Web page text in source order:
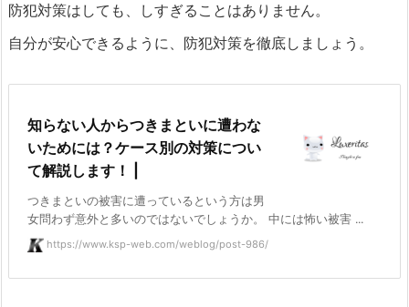
防犯対策はしても、しすぎることはありません。
自分が安心できるように、防犯対策を徹底しましょう。
知らない人からつきまといに遭わな
いためには？ケース別の対策につい
て解説します！ |
つきまといの被害に遭っているという方は男
女問わず意外と多いのではないでしょうか。 中には怖い被害 ...
https://www.ksp-web.com/weblog/post-986/